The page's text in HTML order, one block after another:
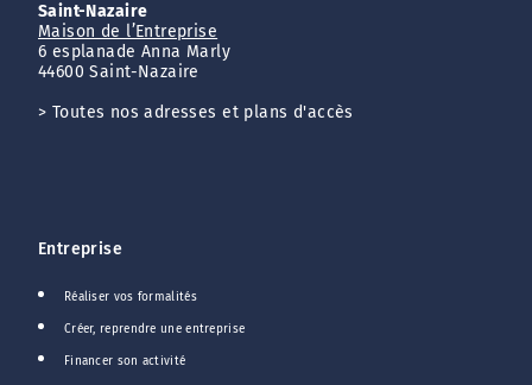
Saint-Nazaire
Maison de l’Entreprise
6 esplanade Anna Marly
44600 Saint-Nazaire
> Toutes nos adresses et plans d'accès
Entreprise
Réaliser vos formalités
Créer, reprendre une entreprise
Financer son activité